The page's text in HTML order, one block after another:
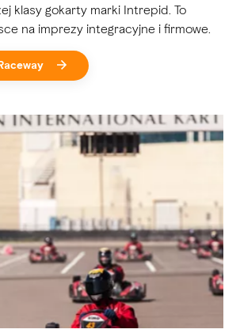
klasy gokarty marki Intrepid. To
na imprezy integracyjne i firmowe.